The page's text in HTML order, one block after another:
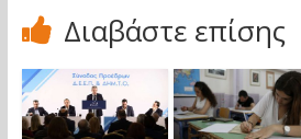
Διαβάστε επίσης